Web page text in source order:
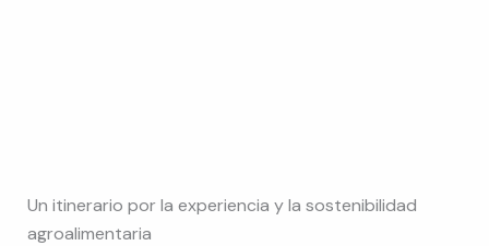
Un itinerario por la experiencia y la sostenibilidad
agroalimentaria